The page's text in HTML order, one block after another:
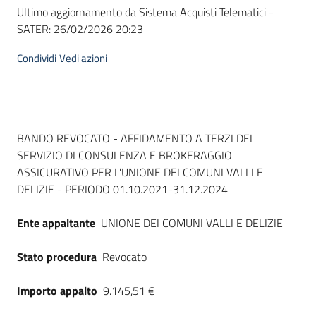
Seguici
su
Ultimo aggiornamento da Sistema Acquisti Telematici -
SATER: 26/02/2026 20:23
CondividiVedi azioni
Dati del bando
BANDO REVOCATO - AFFIDAMENTO A TERZI DEL
SERVIZIO DI CONSULENZA E BROKERAGGIO
ASSICURATIVO PER L'UNIONE DEI COMUNI VALLI E
DELIZIE - PERIODO 01.10.2021-31.12.2024
Ente appaltante UNIONE DEI COMUNI VALLI E DELIZIE
Stato procedura Revocato
Importo appalto 9.145,51 €